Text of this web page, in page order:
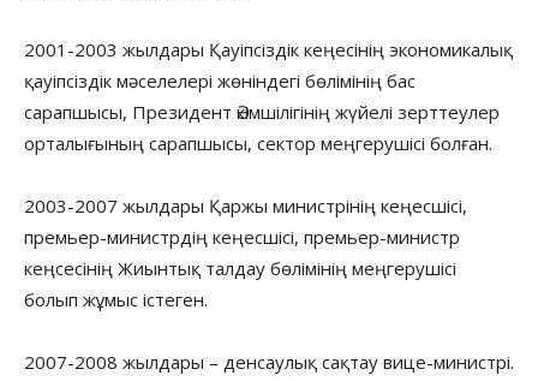
2001-2003 жылдары Қауіпсіздік кеңесінің экономикалық
қауіпсіздік мәселелері жөніндегі бөлімінің бас
сарапшысы, Президент Әкімшілігінің жүйелі зерттеулер
орталығының сарапшысы, сектор меңгерушісі болған.
2003-2007 жылдары Қаржы министрінің кеңесшісі,
премьер-министрдің кеңесшісі, премьер-министр
кеңсесінің Жиынтық талдау бөлімінің меңгерушісі
болып жұмыс істеген.
2007-2008 жылдары – денсаулық сақтау вице-министрі.